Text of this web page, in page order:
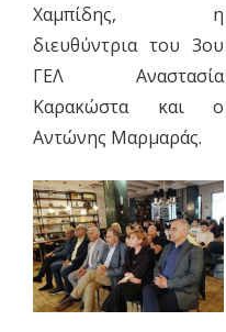
Χαμπίδης, η
διευθύντρια του 3ου
ΓΕΛ Αναστασία
Καρακώστα και ο
Αντώνης Μαρμαράς.